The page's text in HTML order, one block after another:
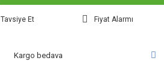
Tavsiye Et Fiyat Alarmı
Kargo bedava